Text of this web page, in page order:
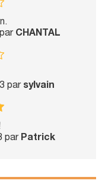
CHANTAL
par sylvain
par Patrick